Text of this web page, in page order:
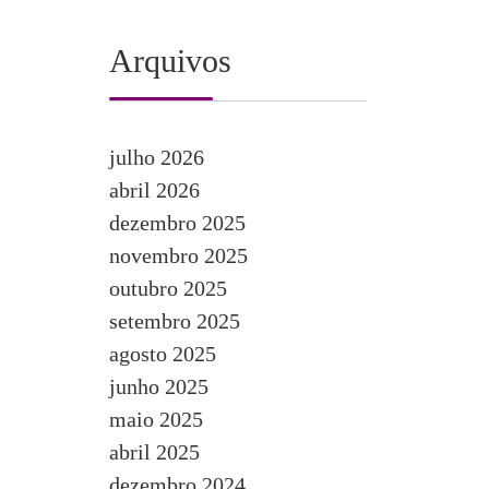
Arquivos
julho 2026
abril 2026
dezembro 2025
novembro 2025
outubro 2025
setembro 2025
agosto 2025
junho 2025
maio 2025
abril 2025